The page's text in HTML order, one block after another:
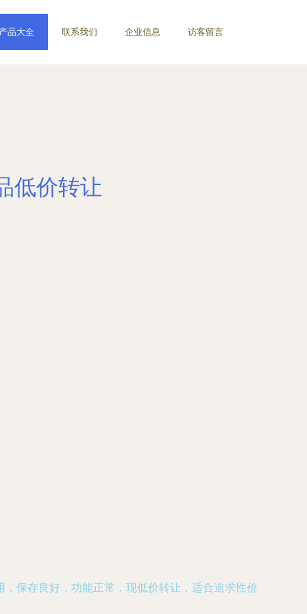
产品大全 联系我们 企业信息 访客留言
低价转让
保存良好，功能正常，现低价转让，适合追求性价